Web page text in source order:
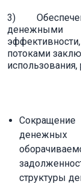
3)
денежными
потоками
Сокращение
денежных
структуры